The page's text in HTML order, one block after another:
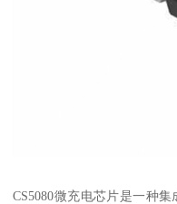
CS5080微充电芯片是一种